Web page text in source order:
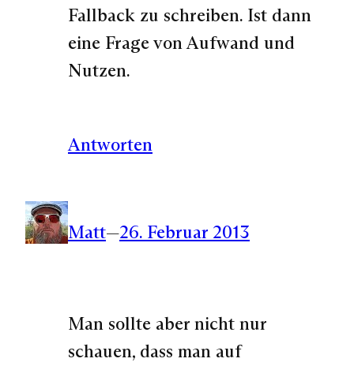
Fallback zu schreiben. Ist dann
eine Frage von Aufwand und
Nutzen.
Antworten
Matt—26. Februar 2013
Man sollte aber nicht nur
schauen, dass man auf